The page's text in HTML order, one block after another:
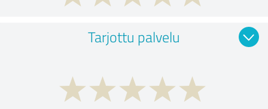
Tarjottu palvelu